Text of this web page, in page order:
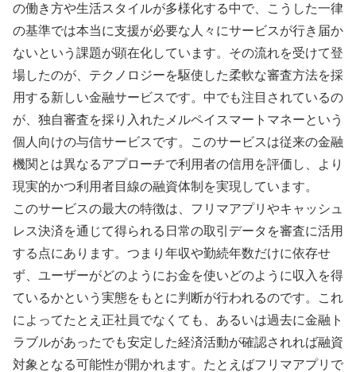
の働き方や生活スタイルが多様化する中で、こうした一律
の基準では本当に支援が必要な人々にサービスが行き届か
ないという課題が顕在化しています。その流れを受けて登
場したのが、テクノロジーを駆使した柔軟な審査方法を採
用する新しい金融サービスです。中でも注目されているの
が、独自審査を採り入れたメルペイスマートマネーという
個人向けの与信サービスです。このサービスは従来の金融
機関とは異なるアプローチで利用者の信用を評価し、より
現実的かつ利用者目線の融資体制を実現しています。
このサービスの最大の特徴は、フリマアプリやキャッシュ
レス決済を通じて得られる日常の取引データを審査に活用
する点にあります。つまり年収や勤続年数だけに依存せ
ず、ユーザーがどのようにお金を使いどのように収入を得
ているかという実態をもとに判断が行われるのです。これ
によってたとえ正社員でなくても、あるいは過去に金融ト
ラブルがあったでも安定した経済活動が確認されれば融資
対象となる可能性が開かれます。たとえばフリマアプリで